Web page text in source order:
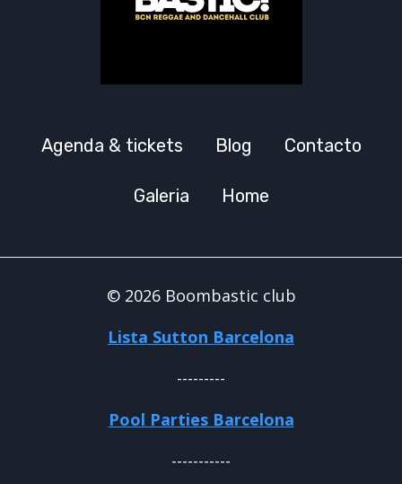
Agenda & tickets Blog Contacto
Galeria Home
© 2026 Boombastic club
Lista Sutton Barcelona
---------
Pool Parties Barcelona
-----------